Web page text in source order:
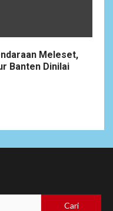
Meleset,
Banten Dinilai